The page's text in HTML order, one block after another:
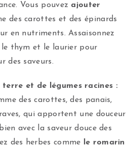
Vous pouvez ajouter
des carottes et des épinards
en nutriments. Assaisonnez
le thym et le laurier pour
des saveurs.
terre et de légumes racines :
des carottes, des panais,
qui apportent une douceur
avec la saveur douce des
des herbes comme le romarin